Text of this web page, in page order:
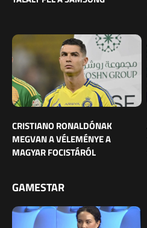
CRISTIANO RONALDÓNAK
MEGVAN A VÉLEMÉNYE A
MAGYAR FOCISTÁRÓL
GAMESTAR